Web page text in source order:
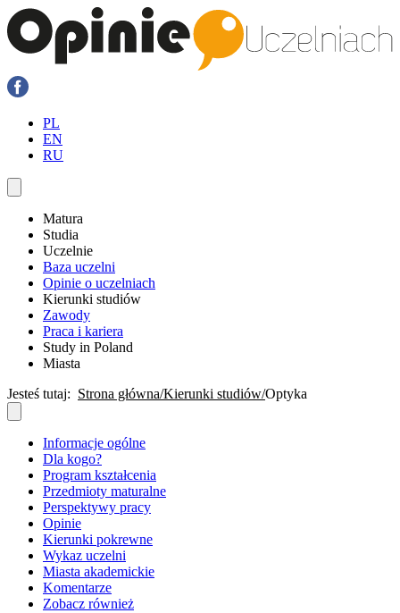
PL
EN
RU
Matura
Studia
Uczelnie
Baza uczelni
Opinie o uczelniach
Kierunki studiów
Zawody
Praca i kariera
Study in Poland
Miasta
Jesteś tutaj: Strona główna Kierunki studiów Optyka
Informacje ogólne
Dla kogo?
Program kształcenia
Przedmioty maturalne
Perspektywy pracy
Opinie
Kierunki pokrewne
Wykaz uczelni
Miasta akademickie
Komentarze
Zobacz również